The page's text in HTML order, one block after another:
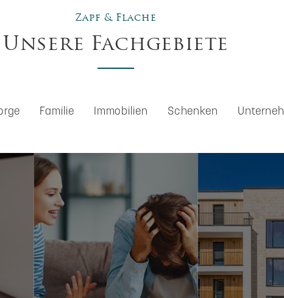
Zapf & Flache
Unsere Fachgebiete
Familie Immobilien Schenken